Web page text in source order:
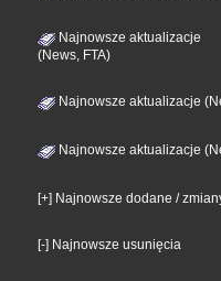
Najnowsze aktualizacje
(News, FTA)
Najnowsze aktualizacje
Najnowsze aktualizacje
[+] Najnowsze dodane /
[-] Najnowsze usunięcia